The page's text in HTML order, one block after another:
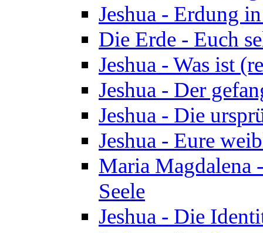
Jeshua - Erdung
Die Erde - Euch
Jeshua - Was ist
Jeshua - Der
Jeshua - Die
Jeshua - Eure
Maria Magdalena
Seele
Jeshua - Die